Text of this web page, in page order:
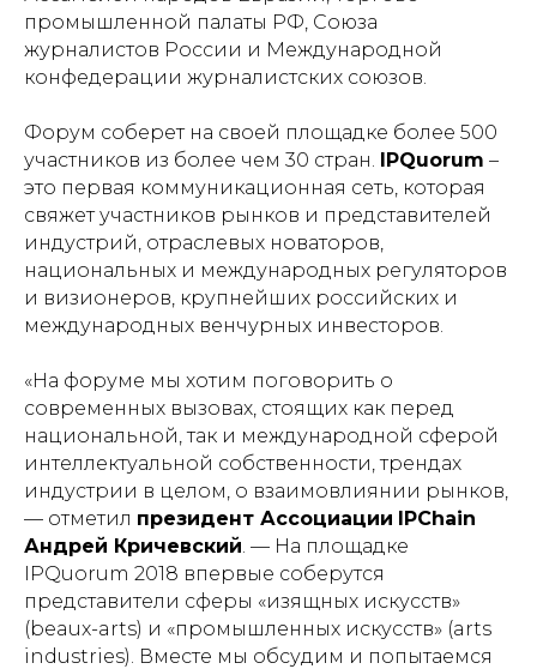
промышленной палаты РФ, Союза
журналистов России и Международной
конфедерации журналистских союзов.
Форум соберет на своей площадке более 500
участников из более чем 30 стран. IPQuorum –
это первая коммуникационная сеть, которая
свяжет участников рынков и представителей
индустрий, отраслевых новаторов,
национальных и международных регуляторов
и визионеров, крупнейших российских и
международных венчурных инвесторов.
«На форуме мы хотим поговорить о
современных вызовах, стоящих как перед
национальной, так и международной сферой
интеллектуальной собственности, трендах
индустрии в целом, о взаимовлиянии рынков,
— отметил президент Ассоциации IPChain
Андрей Кричевский. — На площадке
IPQuorum 2018 впервые соберутся
представители сферы «изящных искусств»
(beaux-arts) и «промышленных искусств» (arts
industries). Вместе мы обсудим и попытаемся